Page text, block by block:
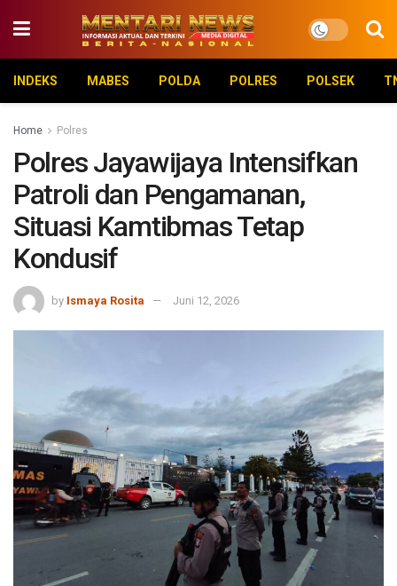
INDEKS MABES POLDA POLRES POLSEK
Home Polres
Polres Jayawijaya Intensifkan
Patroli dan Pengamanan,
Situasi Kamtibmas Tetap
Kondusif
by Ismaya Rosita Juni 12, 2026